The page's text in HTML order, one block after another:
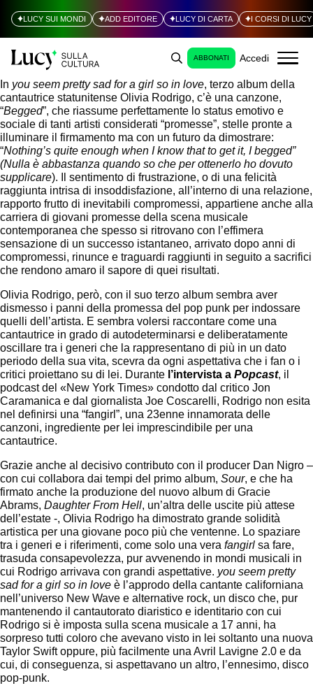
LUCY SUI MONDI ADD EDITORE LUCY DI CARTA I CORSI DI LUCY
ABBONATI Accedi
In you seem pretty sad for a girl so in love, terzo album della
cantautrice statunitense Olivia Rodrigo, c’è una canzone,
“Begged”, che riassume perfettamente lo status emotivo e
sociale di tanti artisti considerati “promesse”, stelle pronte a
illuminare il firmamento ma con un futuro da dimostrare:
“Nothing’s quite enough when I know that to get it, I begged”
(Nulla è abbastanza quando so che per ottenerlo ho dovuto
supplicare). Il sentimento di frustrazione, o di una felicità
raggiunta intrisa di insoddisfazione, all’interno di una relazione,
rapporto frutto di inevitabili compromessi, appartiene anche alla
carriera di giovani promesse della scena musicale
contemporanea che spesso si ritrovano con l’effimera
sensazione di un successo istantaneo, arrivato dopo anni di
compromessi, rinunce e traguardi raggiunti in seguito a sacrifici
che rendono amaro il sapore di quei risultati.
Olivia Rodrigo, però, con il suo terzo album sembra aver
dismesso i panni della promessa del pop punk per indossare
quelli dell’artista. E sembra volersi raccontare come una
cantautrice in grado di autodeterminarsi e deliberatamente
oscillare tra i generi che la rappresentano di più in un dato
periodo della sua vita, scevra da ogni aspettativa che i fan o i
critici proiettano su di lei. Durante l’intervista a Popcast, il
podcast del «New York Times» condotto dal critico Jon
Caramanica e dal giornalista Joe Coscarelli, Rodrigo non esita
nel definirsi una “fangirl”, una 23enne innamorata delle
canzoni, ingrediente per lei imprescindibile per una
cantautrice.
Grazie anche al decisivo contributo con il producer Dan Nigro –
con cui collabora dai tempi del primo album, Sour, e che ha
firmato anche la produzione del nuovo album di Gracie
Abrams, Daughter From Hell, un’altra delle uscite più attese
dell’estate -, Olivia Rodrigo ha dimostrato grande solidità
artistica per una giovane poco più che ventenne. Lo spaziare
tra i generi e i riferimenti, come solo una vera fangirl sa fare,
trasuda consapevolezza, pur avvenendo in mondi musicali in
cui Rodrigo arrivava con grandi aspettative. you seem pretty
sad for a girl so in love è l’approdo della cantante californiana
nell’universo New Wave e alternative rock, un disco che, pur
mantenendo il cantautorato diaristico e identitario con cui
Rodrigo si è imposta sulla scena musicale a 17 anni, ha
sorpreso tutti coloro che avevano visto in lei soltanto una nuova
Taylor Swift oppure, più facilmente una Avril Lavigne 2.0 e da
cui, di conseguenza, si aspettavano un altro, l’ennesimo, disco
pop-punk.